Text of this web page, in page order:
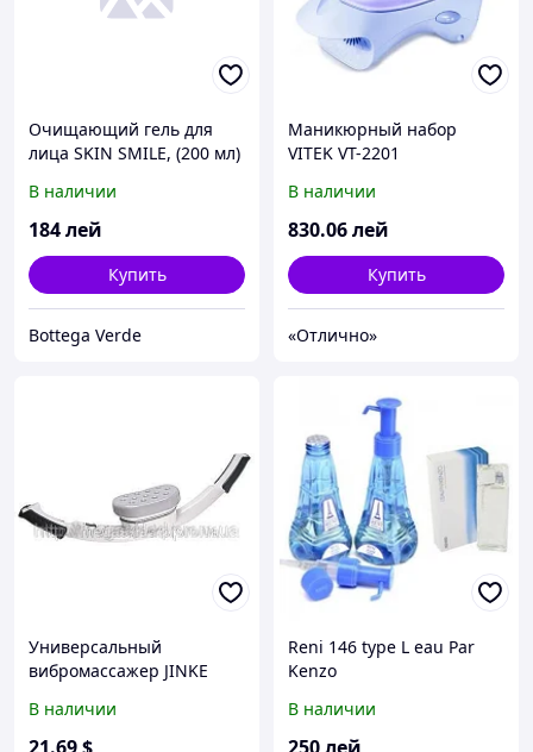
Очищающий гель для
лица SKIN SMILE, (200 мл)
В наличии
184лей
Купить
Bottega Verde
Маникюрный набор
VITEK VT-2201
В наличии
830.06лей
Купить
«Отлично»
Универсальный
вибромассажер JINKE
В наличии
Reni 146 type L eau Par
Kenzo
В наличии